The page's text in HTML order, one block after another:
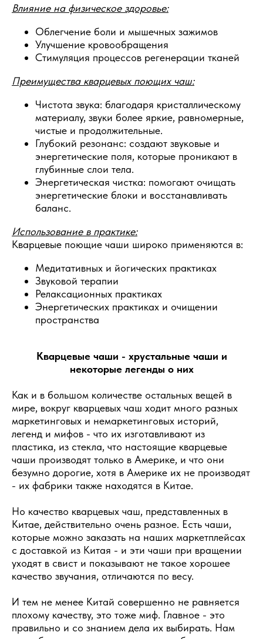
Влияние на физическое здоровье:
Облегчение боли и мышечных зажимов
Улучшение кровообращения
Стимуляция процессов регенерации тканей
Преимущества кварцевых поющих чаш:
Чистота звука: благодаря кристаллическому
материалу, звуки более яркие, равномерные,
чистые и продолжительные.
Глубокий резонанс: создают звуковые и
энергетические поля, которые проникают в
глубинные слои тела.
Энергетическая чистка: помогают очищать
энергетические блоки и восстанавливать
баланс.
Использование в практике:
Кварцевые поющие чаши широко применяются в:
Медитативных и йогических практиках
Звуковой терапии
Релаксационных практиках
Энергетических практиках и очищении
пространства
Кварцевые чаши - хрустальные чаши и
некоторые легенды о них
Как и в большом количестве остальных вещей в
мире, вокруг кварцевых чаш ходит много разных
маркетинговых и немаркетинговых историй,
легенд и мифов - что их изготавливают из
пластика, из стекла, что настоящие кварцевые
чаши производят только в Америке, и что они
безумно дорогие, хотя в Америке их не производят
- их фабрики также находятся в Китае.
Но качество кварцевых чаш, представленных в
Китае, действительно очень разное. Есть чаши,
которые можно заказать на наших маркетплейсах
с доставкой из Китая - и эти чаши при вращении
уходят в свист и показывают не такое хорошее
качество звучания, отличаются по весу.
И тем не менее Китай совершенно не равняется
плохому качеству, это тоже миф. Главное - это
правильно и со знанием дела их выбирать. Нам